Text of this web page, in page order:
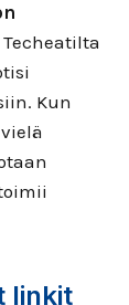
Kun
linkit